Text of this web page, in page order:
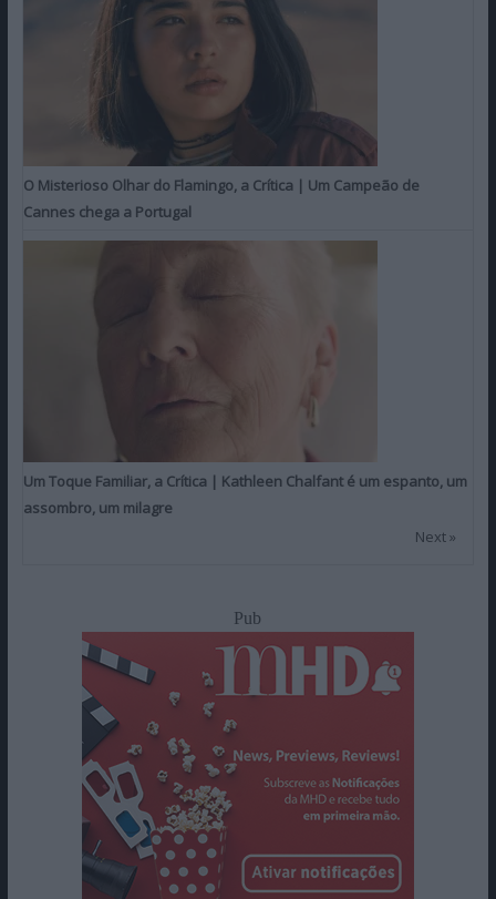
O Misterioso Olhar do Flamingo, a Crítica | Um Campeão de
Cannes chega a Portugal
Um Toque Familiar, a Crítica | Kathleen Chalfant é um espanto, um
assombro, um milagre
Next »
Pub